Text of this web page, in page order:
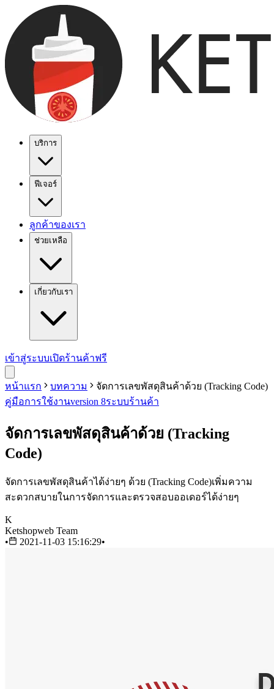
บริการ
ฟีเจอร์
ลูกค้าของเรา
ช่วยเหลือ
เกี่ยวกับเรา
เข้าสู่ระบบเปิดร้านค้าฟรี
หน้าแรก บทความ
จัดการเลขพัสดุสินค้าด้วย (Tracking Code)
คู่มือการใช้งานversion 8ระบบร้านค้า
จัดการเลขพัสดุสินค้าด้วย (Tracking
Code)
จัดการเลขพัสดุสินค้าได้ง่ายๆ ด้วย (Tracking Code)เพิ่มความ
สะดวกสบายในการจัดการและตรวจสอบออเดอร์ได้ง่ายๆ
K
Ketshopweb Team
•
2021-11-03 15:16:29•